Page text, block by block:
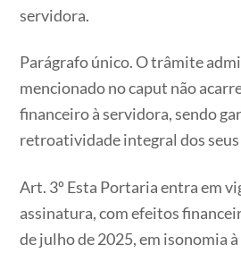
servidora.
Parágrafo único. O trâmite
mencionado no caput não
financeiro à servidora, sendo
retroatividade integral dos
Art. 3º Esta Portaria entra em
assinatura, com efeitos
de julho de 2025, em isonomia